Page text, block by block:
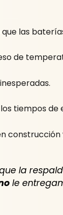
las
de
tiempos de
construcción
la
le